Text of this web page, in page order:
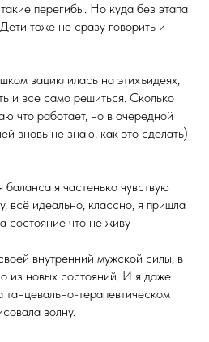
перегибы. Но куда без этапа
тоже не сразу говорить и
зациклилась на этихъидеях,
и все само решиться. Сколько
что работает, но в очередной
вновь не знаю, как это сделать)
я частенько чувствую
всё идеально, классно, я пришла
состояние что не живу
внутренний мужской силы, в
из новых состояний. И я даже
терапевтическом
волну.